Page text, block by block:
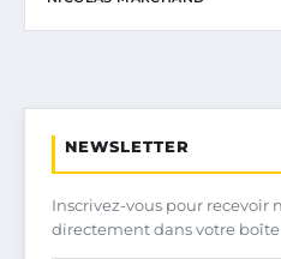
NEWSLETTER
Inscrivez-vous pour recevoir
directement dans votre